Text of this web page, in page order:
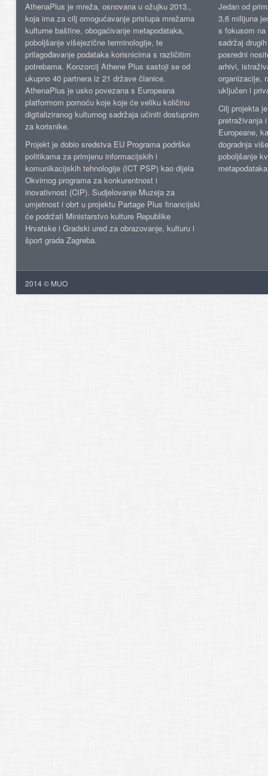
AthenaPlus je mreža, osnovana u ožujku 2013.,
koja ima za cilj omogućavanje pristupa mrežama
kulturne baštine, obogaćivanje metapodataka,
poboljšanje višejezične terminologije, te
prilagođavanje podataka korisnicima s različitim
potrebama. Konzorcij Athene Plus sastoji se od
ukupno 40 partnera iz 21 države članice.
AthenaPlus je usko povezana s Europeana
platformom pomoću koje koje će veliku količinu
digitaliziranog kulturnog sadržaja učiniti dostupnim
za korisnike.
Projekt je dobio sredstva EU Programa podrške
politikama za primjenu informacijskih i
komunikacijskih tehnologije (ICT PSP) kao dijela
Okvirnog programa za konkurentnost i
inovativnost (CIP). Sudjelovanje Muzeja za
umjetnost i obrt u projektu Partage Plus financijski
će podržati Ministarstvo kulture Republike
Hrvatske i Gradski ured za obrazovanje, kulturu i
šport grada Zagreba.
Jedan od
3,6 milijuna
s fokusom
sadržaj
posredni
arhivi,
organizacije,
uključen i
Cilj projekta
pretraživanja
Europeane,
dogradnja
poboljšanje
2014 © MUO